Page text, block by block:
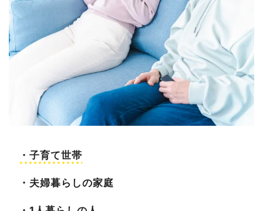
・子育て世帯
・夫婦暮らしの家庭